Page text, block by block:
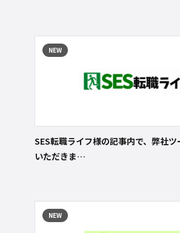
NEW
SES転職ライフ様の記事内で、弊社
いただきま…
NEW